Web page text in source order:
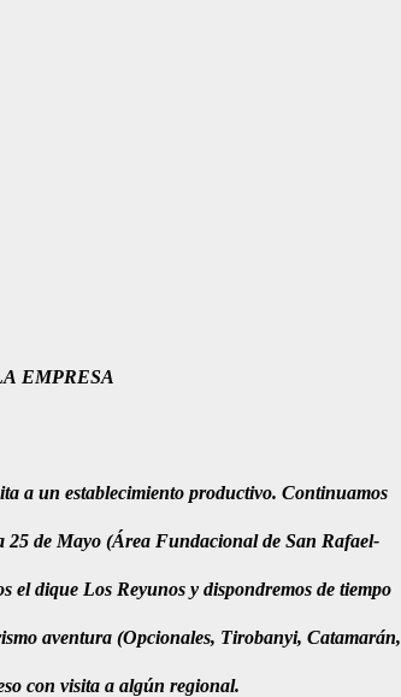
EMPRESA
a un establecimiento productivo. Continuamos
de Mayo (Área Fundacional de San Rafael-
el dique Los Reyunos y dispondremos de tiempo
aventura (Opcionales, Tirobanyi, Catamarán,
con visita a algún regional.